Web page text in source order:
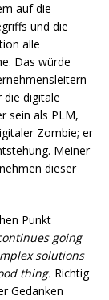
auf die
und die
alle
Das würde
die digitale
sein als PLM,
Zombie; er
Meiner
dieser
Punkt
going
solutions
thing. Richtig
Gedanken